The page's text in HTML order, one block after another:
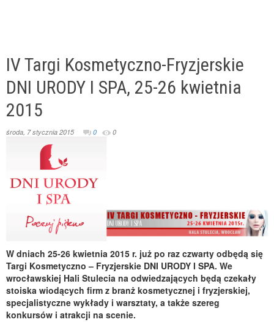
IV Targi Kosmetyczno-Fryzjerskie
DNI URODY I SPA, 25-26 kwietnia
2015
środa, 7 stycznia 2015 0 0
W dniach 25-26 kwietnia 2015 r. już po raz czwarty odbędą się
Targi Kosmetyczno – Fryzjerskie DNI URODY I SPA. We
wrocławskiej Hali Stulecia na odwiedzających będą czekały
stoiska wiodących firm z branż kosmetycznej i fryzjerskiej,
specjalistyczne wykłady i warsztaty, a także szereg
konkursów i atrakcji na scenie.